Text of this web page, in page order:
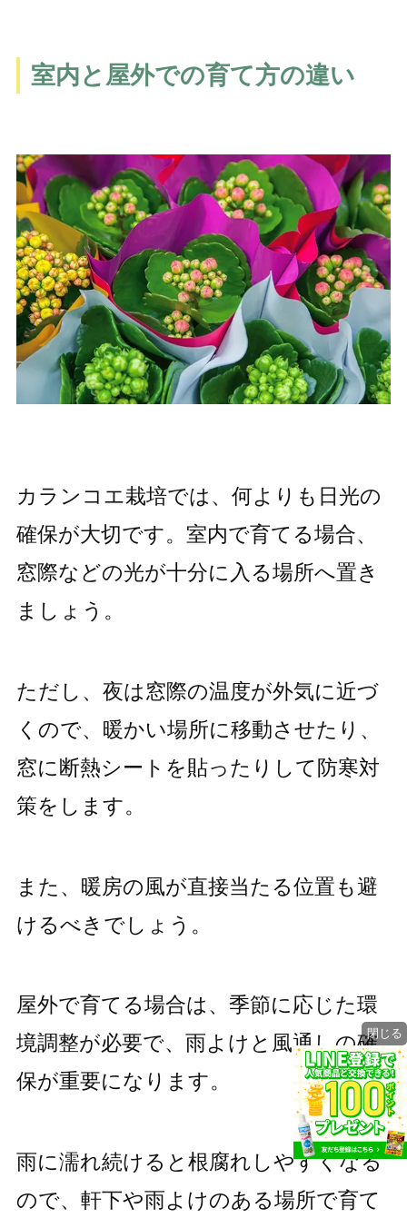
室内と屋外での育て方の違い
カランコエ栽培では、何よりも日光の
確保が大切です。室内で育てる場合、
窓際などの光が十分に入る場所へ置き
ましょう。
ただし、夜は窓際の温度が外気に近づ
くので、暖かい場所に移動させたり、
窓に断熱シートを貼ったりして防寒対
策をします。
また、暖房の風が直接当たる位置も避
けるべきでしょう。
屋外で育てる場合は、季節に応じた環
境調整が必要で、雨よけと風通しの確
保が重要になります。
雨に濡れ続けると根腐れしやすくなる
ので、軒下や雨よけのある場所で育て
閉じる